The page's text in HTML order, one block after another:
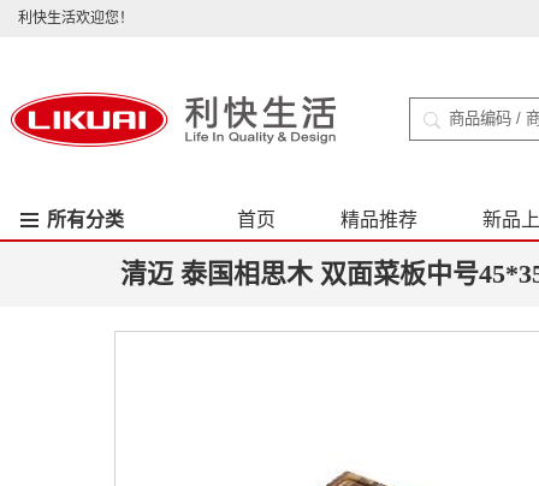
利快生活欢迎您！
所有分类 首页 精品推荐 新品
清迈 泰国相思木 双面菜板中号